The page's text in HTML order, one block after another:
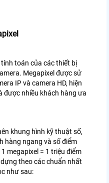
toán của các thiết bị
Megapixel được sử
IP và camera HD, hiện
được nhiều khách hàng ưa
khung hình kỹ thuật số,
hàng ngang và số điểm
megapixel = 1 triệu điểm
theo các chuẩn nhất
như sau: